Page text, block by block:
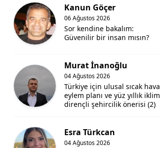
Kanun Göçer
06 Ağustos 2026
Sor kendine bakalım:
Güvenilir bir insan mısın?
Murat İnanoğlu
04 Ağustos 2026
Türkiye için ulusal sıcak hava
eylem planı ve yüz yıllık iklim
dirençli şehircilik önerisi (2)
Esra Türkcan
04 Ağustos 2026